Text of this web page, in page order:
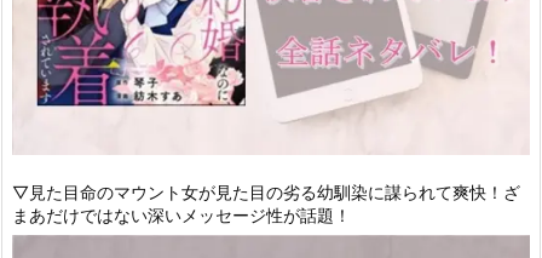
▽見た目命のマウント女が見た目の劣る幼馴染に謀られて爽快！ざ
まあだけではない深いメッセージ性が話題！